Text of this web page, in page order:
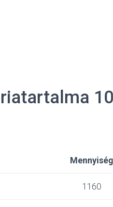
Mennyiség
1160